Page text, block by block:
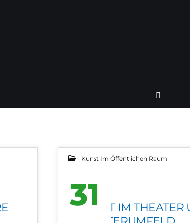
Kunst Im Öffentlichen Raum
31
KUNST IM THEATER